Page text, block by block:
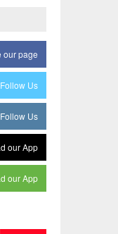
our page
Follow Us
Follow Us
our App
our App